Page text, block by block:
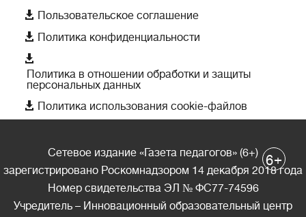
 Пользовательское соглашение
 Политика конфиденциальности

Политика в отношении обработки и защиты
персональных данных
 Политика использования cookie-файлов
Сетевое издание «Газета педагогов» (6+)
зарегистрировано Роскомнадзором 14 декабря 2018 года
Номер свидетельства ЭЛ № ФС77-74596
Учредитель – Инновационный образовательный центр
6+